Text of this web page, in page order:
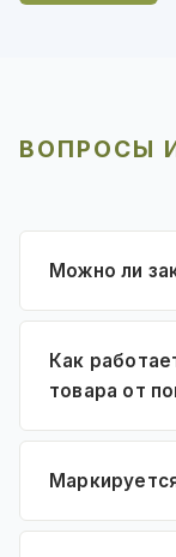
ВОПРОСЫ
Можно ли
Как
товара от